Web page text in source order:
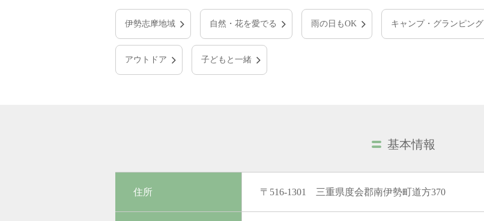
伊勢志摩地域 自然・花を愛でる 雨の日もOK キャンプ・グランピング
アウトドア 子どもと一緒
基本情報
住所 〒516-1301 三重県度会郡南伊勢町道方370